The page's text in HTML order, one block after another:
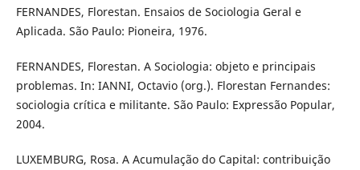
FERNANDES, Florestan. Ensaios de Sociologia Geral e
Aplicada. São Paulo: Pioneira, 1976.
FERNANDES, Florestan. A Sociologia: objeto e principais
problemas. In: IANNI, Octavio (org.). Florestan Fernandes:
sociologia crítica e militante. São Paulo: Expressão Popular,
2004.
LUXEMBURG, Rosa. A Acumulação do Capital: contribuição